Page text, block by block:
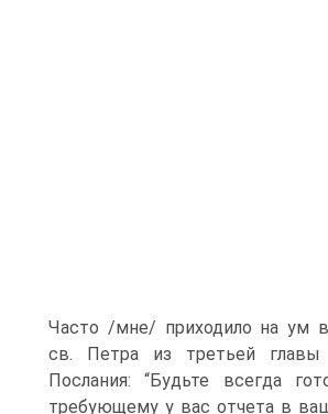
Часто /мне/ приходило на ум
св. Петра из третьей главы
Послания: “Будьте всегда
требующему у вас отчета в